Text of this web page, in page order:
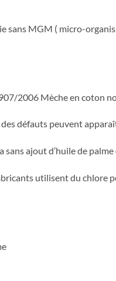
sans MGM ( micro-
2006 Mèche en coton
défauts peuvent
sans ajout d’huile de
utilisent du chlore